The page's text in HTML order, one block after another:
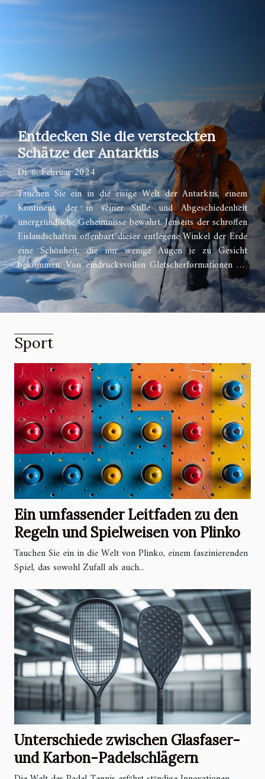
Entdecken Sie die versteckten
Schätze der Antarktis
Di. 6. Februar 2024
Tauchen Sie ein in die eisige Welt der Antarktis, einem
Kontinent, der in seiner Stille und Abgeschiedenheit
unergründliche Geheimnisse bewahrt. Jenseits der schroffen
Eislandschaften offenbart dieser entlegene Winkel der Erde
eine Schönheit, die nur wenige Augen je zu Gesicht
bekommen. Von eindrucksvollen Gletscherformationen bis
hin zu seltenen Wildtieren – die Antarktis ist ein Paradies
für Entdecker und Naturbegeisterte. Mit jedem Schritt auf
diesem unberührten Kontinent entrollt sich vor Ihnen ein
Beitrag lädt Sie ein, die versteckten Schätze der Antarktis
zu erkunden und einen Blick auf Wunder zu werfen, die
abseits der bekannten Pfade liegen. Lassen Sie sich von den
folgenden Abschnitten zu einer Reise an den Südpol...
Sport
Ein umfassender Leitfaden zu den
Regeln und Spielweisen von Plinko
Tauchen Sie ein in die Welt von Plinko, einem faszinierenden
Spiel, das sowohl Zufall als auch...
Unterschiede zwischen Glasfaser-
und Karbon-Padelschlägern